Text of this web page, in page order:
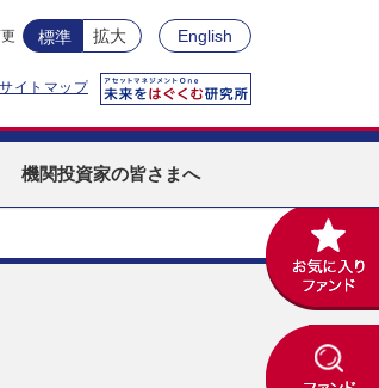
標準 拡大 English
サイトマップ
機関投資家の皆さまへ